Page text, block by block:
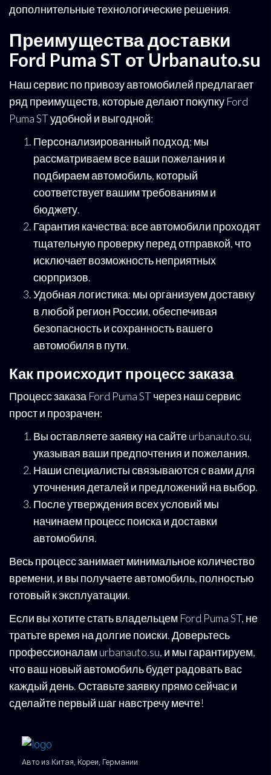
дополнительные технологические решения.
Преимущества доставки
Ford Puma ST от Urbanauto.su
Наш сервис по привозу автомобилей предлагает
ряд преимуществ, которые делают покупку Ford
Puma ST удобной и выгодной:
Персонализированный подход: мы
рассматриваем все ваши пожелания и
подбираем автомобиль, который
соответствует вашим требованиям и
бюджету.
Гарантия качества: все автомобили проходят
тщательную проверку перед отправкой, что
исключает возможность неприятных
сюрпризов.
Удобная логистика: мы организуем доставку
в любой регион России, обеспечивая
безопасность и сохранность вашего
автомобиля в пути.
Как происходит процесс заказа
Процесс заказа Ford Puma ST через наш сервис
прост и прозрачен:
Вы оставляете заявку на сайте urbanauto.su,
указывая ваши предпочтения и пожелания.
Наши специалисты связываются с вами для
уточнения деталей и предложений на выбор.
После утверждения всех условий мы
начинаем процесс поиска и доставки
автомобиля.
Весь процесс занимает минимальное количество
времени, и вы получаете автомобиль, полностью
готовый к эксплуатации.
Если вы хотите стать владельцем Ford Puma ST, не
тратьте время на долгие поиски. Доверьтесь
профессионалам urbanauto.su, и мы гарантируем,
что ваш новый автомобиль будет радовать вас
каждый день. Оставьте заявку прямо сейчас и
сделайте первый шаг навстречу мечте!
Авто из Китая, Кореи, Германии